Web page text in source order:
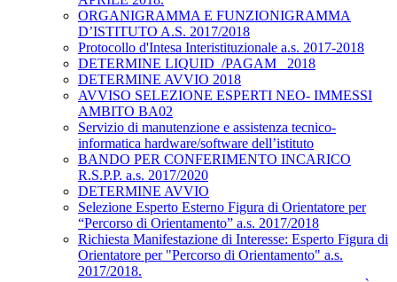
ORGANIGRAMMA E FUNZIONIGRAMMA
D’ISTITUTO A.S. 2017/2018
Protocollo d'Intesa Interistituzionale a.s. 2017-2018
DETERMINE LIQUID_/PAGAM_ 2018
DETERMINE AVVIO 2018
AVVISO SELEZIONE ESPERTI NEO- IMMESSI
AMBITO BA02
Servizio di manutenzione e assistenza tecnico-
informatica hardware/software dell’istituto
BANDO PER CONFERIMENTO INCARICO
R.S.P.P. a.s. 2017/2020
DETERMINE AVVIO
Selezione Esperto Esterno Figura di Orientatore per
“Percorso di Orientamento” a.s. 2017/2018
Richiesta Manifestazione di Interesse: Esperto Figura di
Orientatore per "Percorso di Orientamento" a.s.
2017/2018.